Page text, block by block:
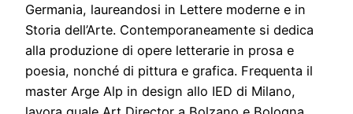
Germania, laureandosi in Lettere moderne e in
Storia dell’Arte. Contemporaneamente si dedica
alla produzione di opere letterarie in prosa e
poesia, nonché di pittura e grafica. Frequenta il
master Arge Alp in design allo IED di Milano,